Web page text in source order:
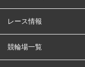
競輪
オートレース
レース情報
レース予想
競輪場一覧